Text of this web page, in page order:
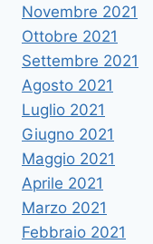
Novembre 2021
Ottobre 2021
Settembre 2021
Agosto 2021
Luglio 2021
Giugno 2021
Maggio 2021
Aprile 2021
Marzo 2021
Febbraio 2021